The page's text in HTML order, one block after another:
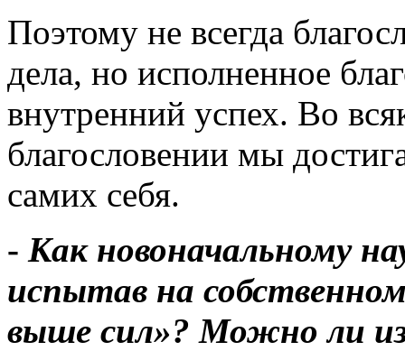
Поэтому не всегда
дела, но исполненное
внутренний успех. Во
благословении мы
самих себя.
- Как новоначальному
испытав на
выше сил»? Можно ли